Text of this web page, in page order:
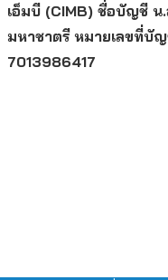
เอ็มบี (CIMB) ชื่อบัญชี น
มหาชาตรี หมายเลขที่บั
7013986417